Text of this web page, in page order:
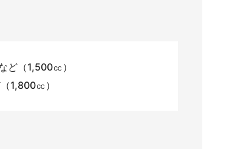
ど（1,500㏄）
1,800㏄）